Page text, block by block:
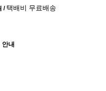
/ 택배비 무료배송
안내